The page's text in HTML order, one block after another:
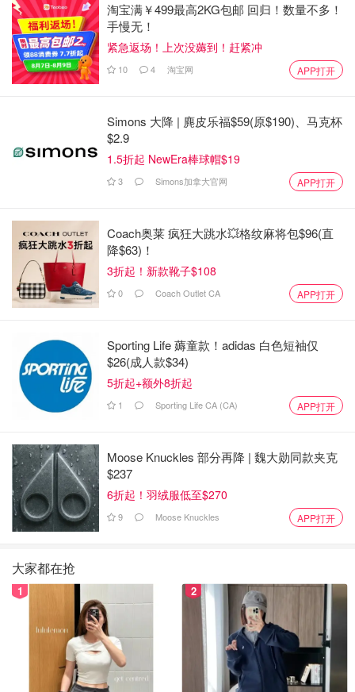
淘宝满￥499最高2KG包邮 回归！数量不多！
手慢无！
紧急返场！上次没薅到！赶紧冲
10 4 淘宝网 APP打开
Simons 大降 | 麂皮乐福$59(原$190)、马克杯
$2.9
1.5折起 NewEra棒球帽$19
3 Simons加拿大官网 APP打开
Coach奥莱 疯狂大跳水💥格纹麻将包$96(直
降$63)！
3折起！新款靴子$108
0 Coach Outlet CA APP打开
Sporting Life 薅童款！adidas 白色短袖仅
$26(成人款$34)
5折起+额外8折起
1 Sporting Life CA (CA) APP打开
Moose Knuckles 部分再降 | 魏大勋同款夹克
$237
6折起！羽绒服低至$270
9 Moose Knuckles APP打开
大家都在抢
1 2